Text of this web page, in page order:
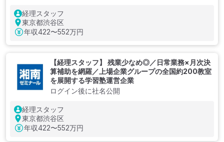
経理スタッフ
東京都渋谷区
年収422〜552万円
【経理スタッフ】 残業少なめ◎／日常業務×月次決
算補助を網羅／上場企業グループの全国約200教室
を展開する学習塾運営企業
ログイン後に社名公開
経理スタッフ
東京都渋谷区
年収422〜552万円